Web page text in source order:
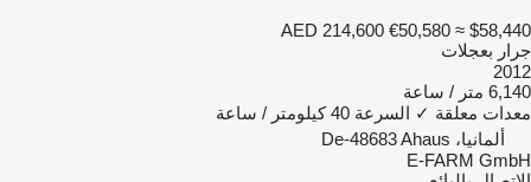
AED 214,600 €50,580 ≈ $58,440
جرار بعجلات
2012
6,140 متر / ساعة
معدات معلقة ✓ السرعة 40 كيلومتر / ساعة
ألمانيا، De-48683 Ahaus
E-FARM GmbH